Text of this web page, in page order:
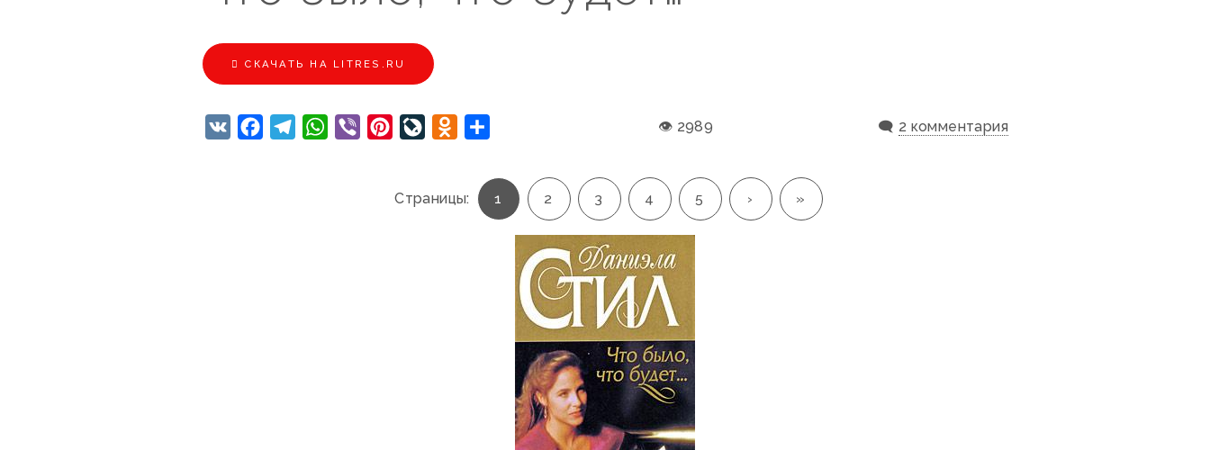
CКАЧАТЬ НА LITRES.RU
VK FacebookTelegramWhatsApp
Viber PinterestLiveJournalOdnoklassniki 👁 2989 🗨️ 2 комментария
Страницы: 1 2 3 4 5 › »